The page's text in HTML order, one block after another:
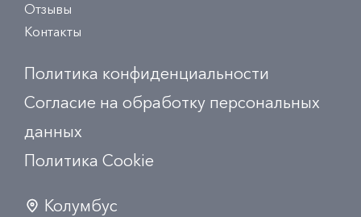
Отзывы
Контакты
Политика конфиденциальности
Согласие на обработку персональных
данных
Политика Сookie
Колумбус